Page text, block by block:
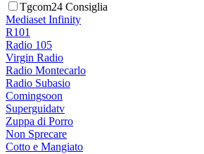
Tgcom24 Consiglia
Mediaset Infinity
R101
Radio 105
Virgin Radio
Radio Montecarlo
Radio Subasio
Comingsoon
Superguidatv
Zuppa di Porro
Non Sprecare
Cotto e Mangiato